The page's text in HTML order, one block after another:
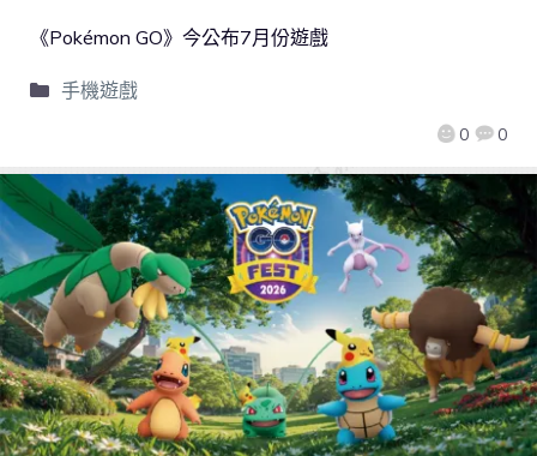
0 0
《Pokémon GO》今公布7月份遊戲
手機遊戲